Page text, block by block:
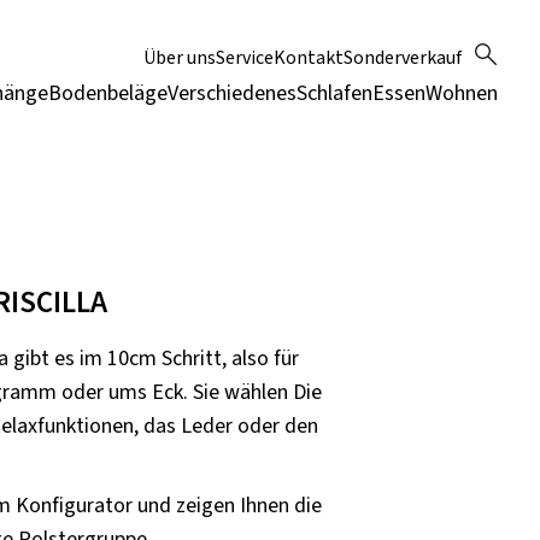
Über unsServiceKontaktSonderverkauf
BodenbelägeVerschiedenesSchlafenEssenWohnen
gibt es im 10cm Schritt, also für
oder ums Eck. Sie wählen Die
das Leder oder den
Konfigurator und zeigen Ihnen die